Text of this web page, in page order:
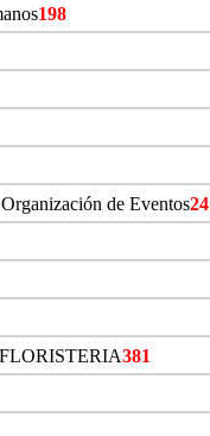
198
de Eventos24
381